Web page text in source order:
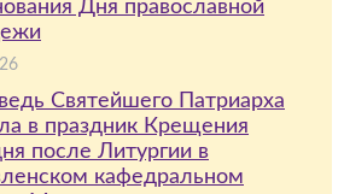
Дня православной
Святейшего Патриарха
в праздник Крещения
после Литургии в
кафедральном